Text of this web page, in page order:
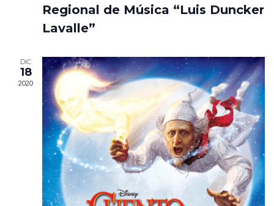
Regional de Música “Luis Duncker
Lavalle”
DIC
18
2020